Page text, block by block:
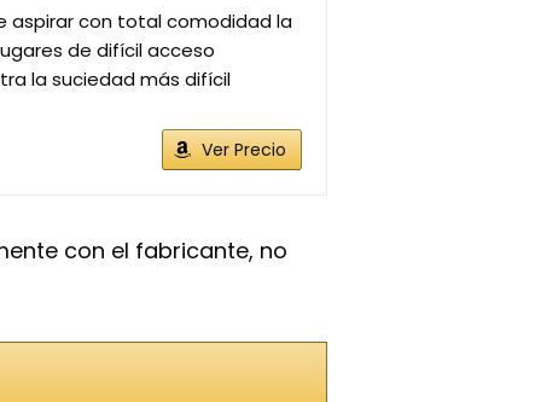
aspirar con total comodidad la
de difícil acceso
la suciedad más difícil
Ver Precio
con el fabricante, no